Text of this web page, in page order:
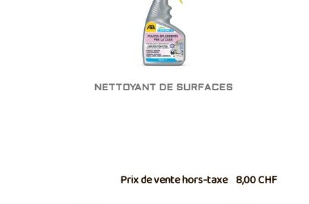
NETTOYANT DE SURFACES
Prix de vente hors-taxe 8,00 CHF